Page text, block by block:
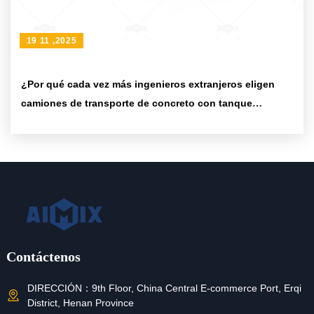
¿Por qué cada vez más ingenieros extranjeros eligen
camiones de transporte de concreto con tanque
19 11 ,2025
Contáctenos
DIRECCIÓN： 9th Floor, China Central E-commerce Port, Erqi
District, Henan Province